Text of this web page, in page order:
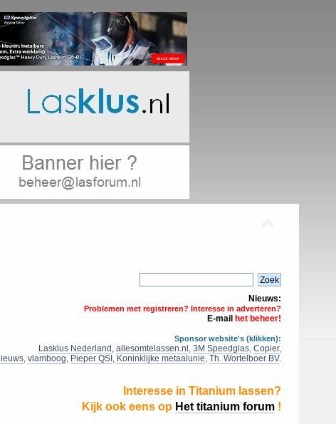
Nieuws:
Problemen met registreren? Interesse in adverteren?
E-mail het beheer!
Sponsor website's (klikken):
Lasklus Nederland , allesomtelassen.nl , 3M Speedglas, Copier,
, vlamboog, Pieper QSI , Koninklijke metaalunie, Th. Wortelboer BV.
Interesse in Titanium lassen?
Kijk ook eens op Het titanium forum !